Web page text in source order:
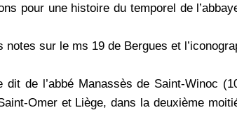
pour une histoire du temporel de
notes sur le ms 19 de Bergues et
de l’abbé Manassès de Saint-Winoc
Omer et Liège, dans la deuxième